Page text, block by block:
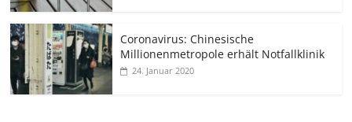
Coronavirus: Chinesische
Millionenmetropole erhält Notfallklinik
24. Januar 2020